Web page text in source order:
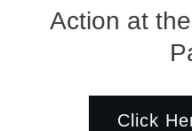
Action at
Click